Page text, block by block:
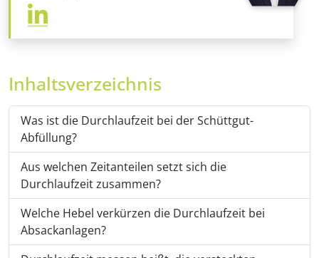
Inhaltsverzeichnis
Was ist die Durchlaufzeit bei der Schüttgut-
Abfüllung?
Aus welchen Zeitanteilen setzt sich die
Durchlaufzeit zusammen?
Welche Hebel verkürzen die Durchlaufzeit bei
Absackanlagen?